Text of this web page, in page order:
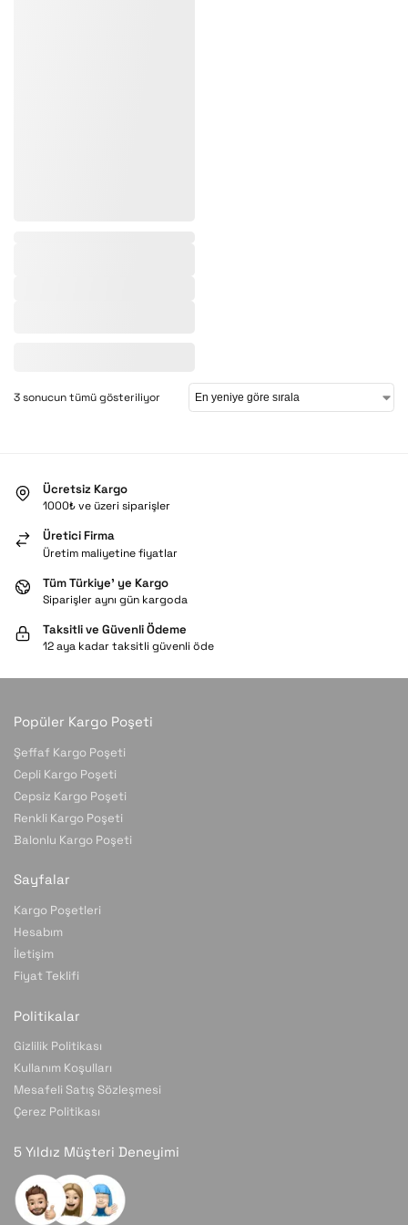
3 sonucun tümü gösteriliyor
Ücretsiz Kargo
1000₺ ve üzeri siparişler
Üretici Firma
Üretim maliyetine fiyatlar
Tüm Türkiye’ ye Kargo
Siparişler aynı gün kargoda
Taksitli ve Güvenli Ödeme
12 aya kadar taksitli güvenli öde
Popüler Kargo Poşeti
Şeffaf Kargo Poşeti
Cepli Kargo Poşeti
Cepsiz Kargo Poşeti
Renkli Kargo Poşeti
Balonlu Kargo Poşeti
Sayfalar
Kargo Poşetleri
Hesabım
İletişim
Fiyat Teklifi
Politikalar
Gizlilik Politikası
Kullanım Koşulları
Mesafeli Satış Sözleşmesi
Çerez Politikası
5 Yıldız Müşteri Deneyimi